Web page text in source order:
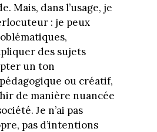
Mais, dans l’usage, je
: je peux
des sujets
un ton
ou créatif,
de manière nuancée
Je n’ai pas
pas d’intentions